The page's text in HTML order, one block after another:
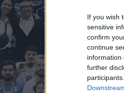
If you wish
sensitive
confirm
continue
information
further